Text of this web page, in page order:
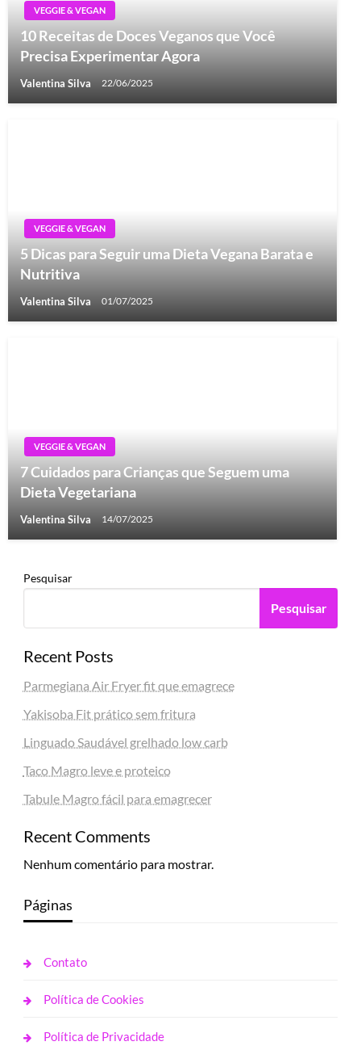
VEGGIE & VEGAN
10 Receitas de Doces Veganos que Você
Precisa Experimentar Agora
Valentina Silva 22/06/2025
VEGGIE & VEGAN
5 Dicas para Seguir uma Dieta Vegana Barata e
Nutritiva
Valentina Silva 01/07/2025
VEGGIE & VEGAN
7 Cuidados para Crianças que Seguem uma
Dieta Vegetariana
Valentina Silva 14/07/2025
Pesquisar
Pesquisar
Recent Posts
Parmegiana Air Fryer fit que emagrece
Yakisoba Fit prático sem fritura
Linguado Saudável grelhado low carb
Taco Magro leve e proteico
Tabule Magro fácil para emagrecer
Recent Comments
Nenhum comentário para mostrar.
Páginas
Contato
Política de Cookies
Política de Privacidade